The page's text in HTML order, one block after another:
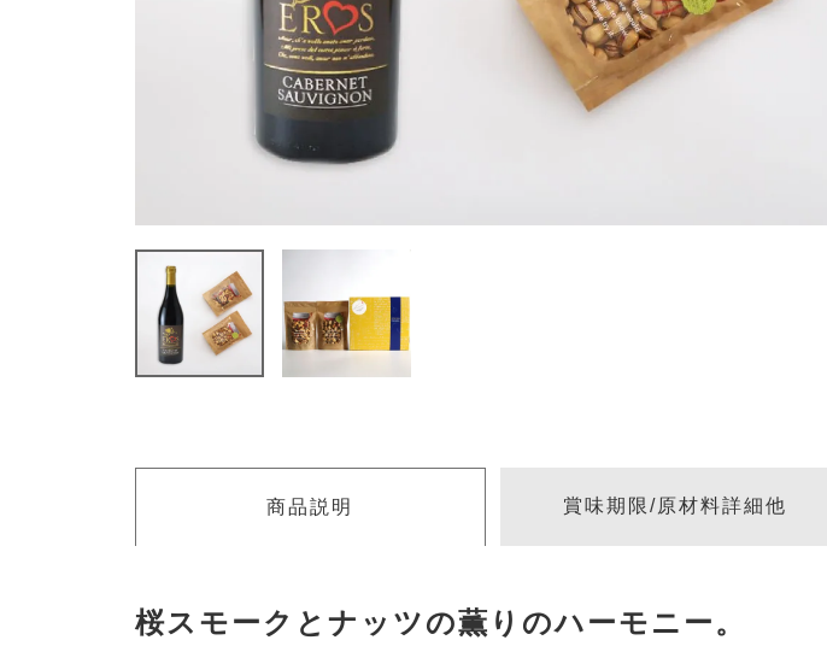
商品説明 賞味期限/原材料詳細他
桜スモークとナッツの薫りのハーモニー。